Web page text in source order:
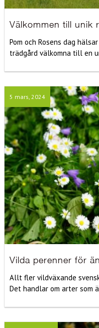
Välkommen till unik
Pom och Rosens dag
trädgård välkomna till en
5 mars, 2024
Vilda perenner för
Allt fler vildväxande
Det handlar om arter som